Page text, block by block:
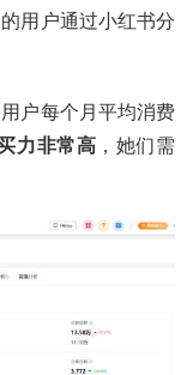
用户通过小红书分
户每个月平均消费
力非常高 ，她们需